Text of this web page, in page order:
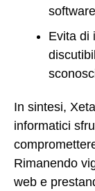
Evita di
In sintesi,
informatici
Rimanendo
web e